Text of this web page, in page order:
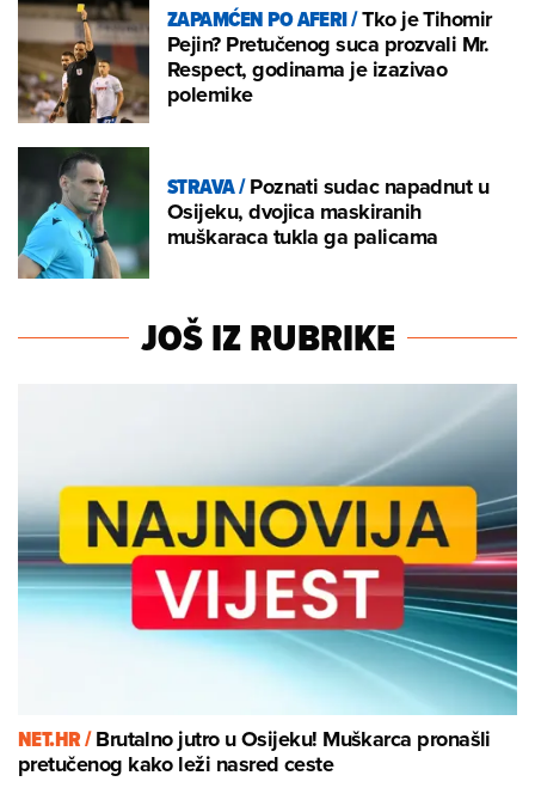
ZAPAMĆEN PO AFERI/Tko je Tihomir
Pejin? Pretučenog suca prozvali Mr.
Respect, godinama je izazivao
polemike
STRAVA/Poznati sudac napadnut u
Osijeku, dvojica maskiranih
muškaraca tukla ga palicama
JOŠ IZ RUBRIKE
NET.HR /Brutalno jutro u Osijeku! Muškarca pronašli
pretučenog kako leži nasred ceste